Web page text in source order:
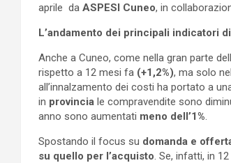
aprile da ASPESI Cuneo, in
L’andamento dei principali indicatori
Anche a Cuneo, come nella gran parte
rispetto a 12 mesi fa (+1,2%), ma solo
all’innalzamento dei costi ha portato a
in provincia le compravendite sono
anno sono aumentati meno dell’1%
Spostando il focus su domanda e
su quello per l’acquisto . Se, infatti, in